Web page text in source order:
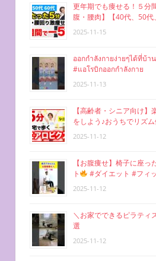
更年期でも痩せる！５分
腹・腰肉】【40代、50代
2025-11-15
ออกกำลังกายง่ายๆได้ที่บ้า
#แอโรบิกออกกำลังกาย
2025-11-13
【高齢者・シニア向け
をしよう♪おうちでリズ
2025-11-12
【お腹痩せ】椅子に座っ
ト
#ダイエット #フィ
2025-11-12
＼お家でできるピラティ
選
2025-11-12